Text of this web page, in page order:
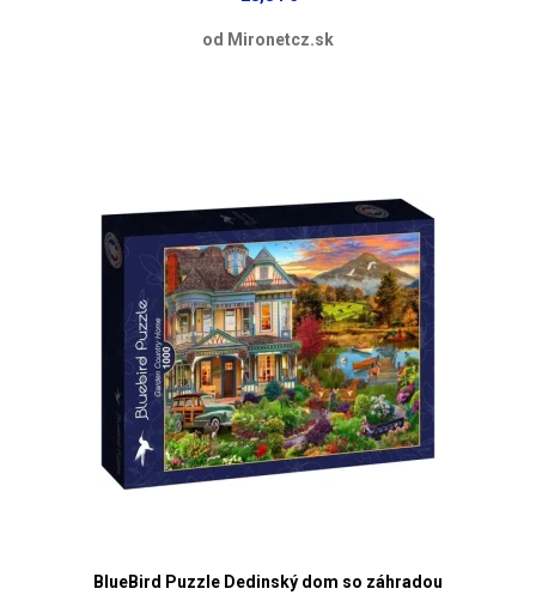
od Mironetcz.sk
BlueBird Puzzle Dedinský dom so záhradou